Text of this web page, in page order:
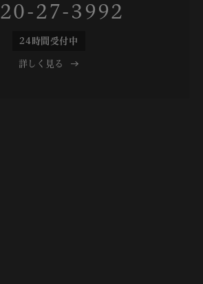
27-3992
24時間受付中
詳しく見る